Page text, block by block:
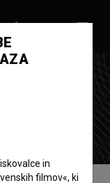
in
filmov«, ki